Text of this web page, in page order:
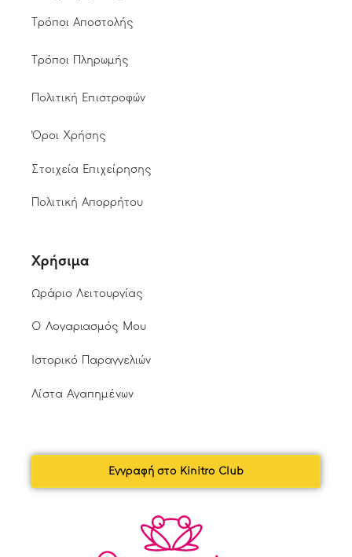
Τρόποι Αποστολής
Τρόποι Πληρωμής
Πολιτική Επιστροφών
Όροι Χρήσης
Στοιχεία Επιχείρησης
Πολιτική Απορρήτου
Χρήσιμα
Ωράριο Λειτουργίας
Ο Λογαριασμός Μου
Ιστορικό Παραγγελιών
Λίστα Αγαπημένων
Εγγραφή στο Kinitro Club